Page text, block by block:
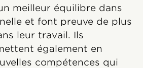
meilleur équilibre dans
et font preuve de plus
leur travail. Ils
également en
compétences qui